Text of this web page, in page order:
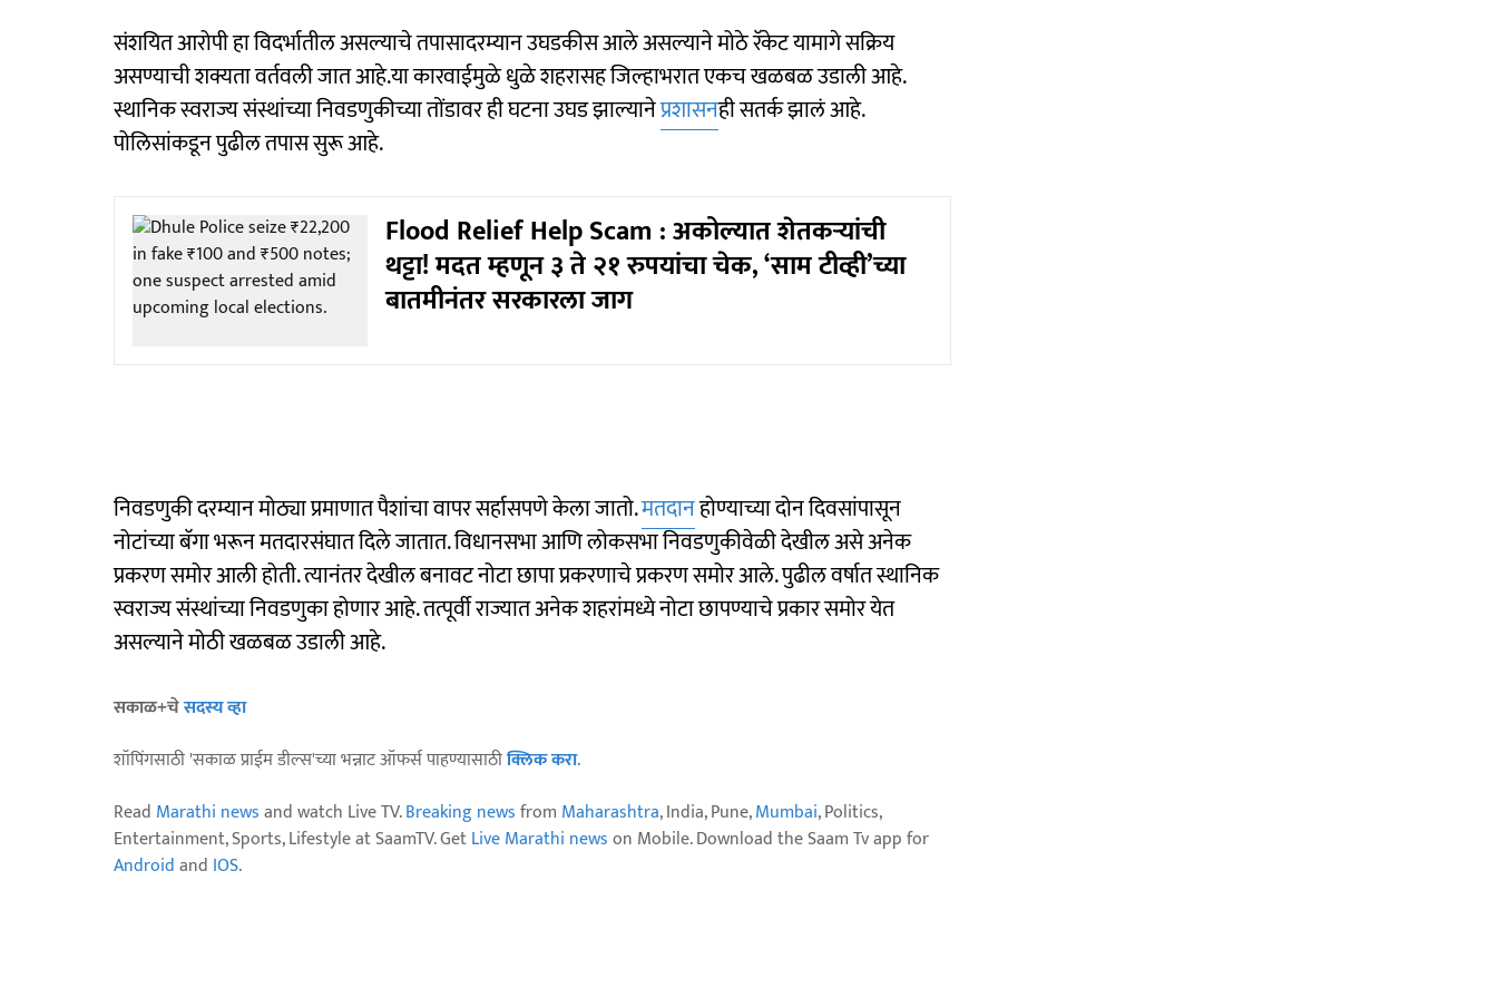
संशयित आरोपी हा विदर्भातील असल्याचे तपासादरम्यान उघडकीस आले असल्याने मोठे रॅकेट यामागे सक्रिय
असण्याची शक्यता वर्तवली जात आहे.या कारवाईमुळे धुळे शहरासह जिल्हाभरात एकच खळबळ उडाली आहे.
स्थानिक स्वराज्य संस्थांच्या निवडणुकीच्या तोंडावर ही घटना उघड झाल्यानेप्रशासनही सतर्क झालं आहे.
पोलिसांकडून पुढील तपास सुरू आहे.
Flood Relief Help Scam : अकोल्यात शेतकऱ्यांची
थट्टा! मदत म्हणून ३ ते २१ रुपयांचा चेक, ‘साम टीव्ही’च्या
बातमीनंतर सरकारला जाग
निवडणुकी दरम्यान मोठ्या प्रमाणात पैशांचा वापर सर्हासपणे केला जातो.मतदानहोण्याच्या दोन दिवसांपासून
नोटांच्या बॅगा भरून मतदारसंघात दिले जातात. विधानसभा आणि लोकसभा निवडणुकीवेळी देखील असे अनेक
प्रकरण समोर आली होती. त्यानंतर देखील बनावट नोटा छापा प्रकरणाचे प्रकरण समोर आले. पुढील वर्षात स्थानिक
स्वराज्य संस्थांच्या निवडणुका होणार आहे. तत्पूर्वी राज्यात अनेक शहरांमध्ये नोटा छापण्याचे प्रकार समोर येत
असल्याने मोठी खळबळ उडाली आहे.
सकाळ+चेसदस्य व्हा
शॉपिंगसाठी 'सकाळ प्राईम डील्स'च्या भन्नाट ऑफर्स पाहण्यासाठीक्लिक करा.
Read Marathi newsand watch Live TV.Breaking newsfrom Maharashtra, India, Pune,Mumbai, Politics,
Entertainment, Sports, Lifestyle at SaamTV. GetLive Marathi newson Mobile. Download the Saam Tv app for
Androidand IOS.